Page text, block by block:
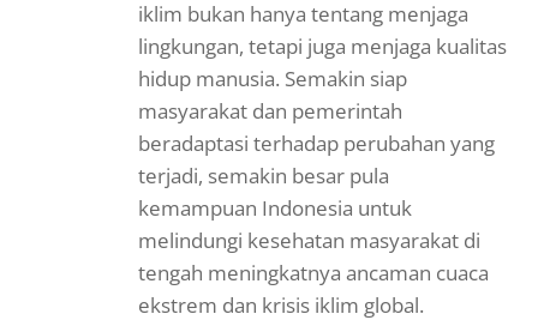
iklim bukan hanya tentang menjaga
lingkungan, tetapi juga menjaga kualitas
hidup manusia. Semakin siap
masyarakat dan pemerintah
beradaptasi terhadap perubahan yang
terjadi, semakin besar pula
kemampuan Indonesia untuk
melindungi kesehatan masyarakat di
tengah meningkatnya ancaman cuaca
ekstrem dan krisis iklim global.